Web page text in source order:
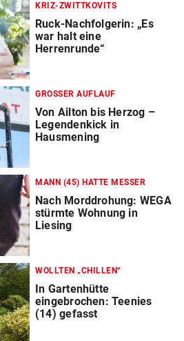
KRIZ-ZWITTKOVITS
Ruck-Nachfolgerin: „Es
war halt eine
Herrenrunde“
GROSSER AUFLAUF
Von Ailton bis Herzog –
Legendenkick in
Hausmening
MANN (45) HATTE MESSER
Nach Morddrohung: WEGA
stürmte Wohnung in
Liesing
WOLLTEN „CHILLEN“
In Gartenhütte
eingebrochen: Teenies
(14) gefasst